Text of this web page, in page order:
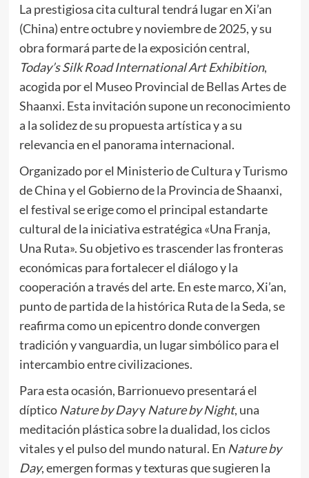
La prestigiosa cita cultural tendrá lugar en Xi’an
(China) entre octubre y noviembre de 2025, y su
obra formará parte de la exposición central,
Today’s Silk Road International Art Exhibition,
acogida por el Museo Provincial de Bellas Artes de
Shaanxi. Esta invitación supone un reconocimiento
a la solidez de su propuesta artística y a su
relevancia en el panorama internacional.
Organizado por el Ministerio de Cultura y Turismo
de China y el Gobierno de la Provincia de Shaanxi,
el festival se erige como el principal estandarte
cultural de la iniciativa estratégica «Una Franja,
Una Ruta». Su objetivo es trascender las fronteras
económicas para fortalecer el diálogo y la
cooperación a través del arte. En este marco, Xi’an,
punto de partida de la histórica Ruta de la Seda, se
reafirma como un epicentro donde convergen
tradición y vanguardia, un lugar simbólico para el
intercambio entre civilizaciones.
Para esta ocasión, Barrionuevo presentará el
díptico Nature by Dayy Nature by Night, una
meditación plástica sobre la dualidad, los ciclos
vitales y el pulso del mundo natural. En Nature by
Day, emergen formas y texturas que sugieren la